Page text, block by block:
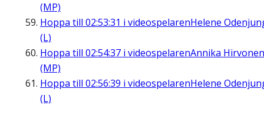
(MP)
Hoppa till 02:53:31 i videospelarenHelene
(L)
Hoppa till 02:54:37 i videospelarenAnnika Hirvonen
(MP)
Hoppa till 02:56:39 i videospelarenHelene
(L)